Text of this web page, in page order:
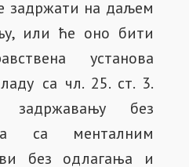
задржати на даљем
или ће оно бити
установа
са чл. 25. ст. 3.
без
са менталним
без одлагања и